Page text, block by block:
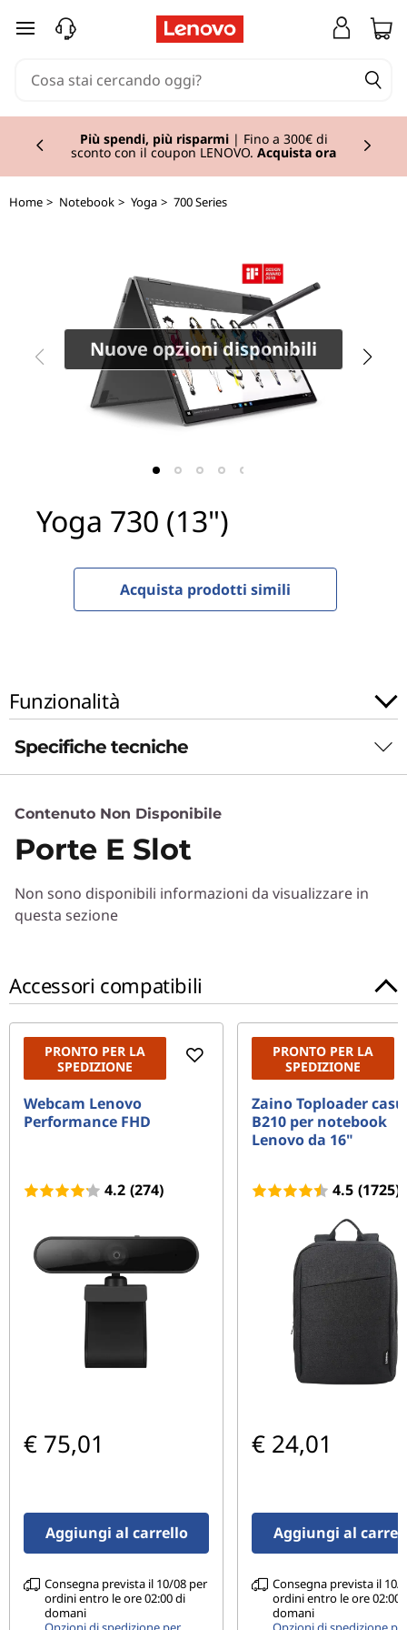
Y
7
3
passa a contenuto principale
Più spendi, più risparmi | Fino a 300€ di
sconto con il coupon LENOVO. Acquista ora
Home > Notebook > Yoga > 700 Series
Nuove opzioni disponibili
Yoga 730 (13")
Acquista prodotti simili
Funzionalità
Specifiche tecniche
Prestazioni
Processore
Sistema operativo
Scheda grafica
Intel® HD Integrated Graphics
Memoria
Up to 16 GB DDR4 memory
Unità disco fisso
Design
Tipo di schermo
13.3” IPS touchscreen display; up to UHD (3840 x 2160)
resolution
Contenuto Non Disponibile
Porte E Slot
Non sono disponibili informazioni da visualizzare in
questa sezione
Accessori compatibili
PRONTO PER LA
SPEDIZIONE
Webcam Lenovo
Performance FHD
4.2 (274)
€ 75,01
Aggiungi al carrello
Consegna prevista il 10/08 per
ordini entro le ore 02:00 di
domani
PRONTO PER LA
SPEDIZIONE
Zaino Toploader
B210 per notebook
Lenovo da 16"
4.5 (1725)
€ 24,01
Aggiungi al
Consegna prevista il 10/
ordini entro le ore 02:00
domani